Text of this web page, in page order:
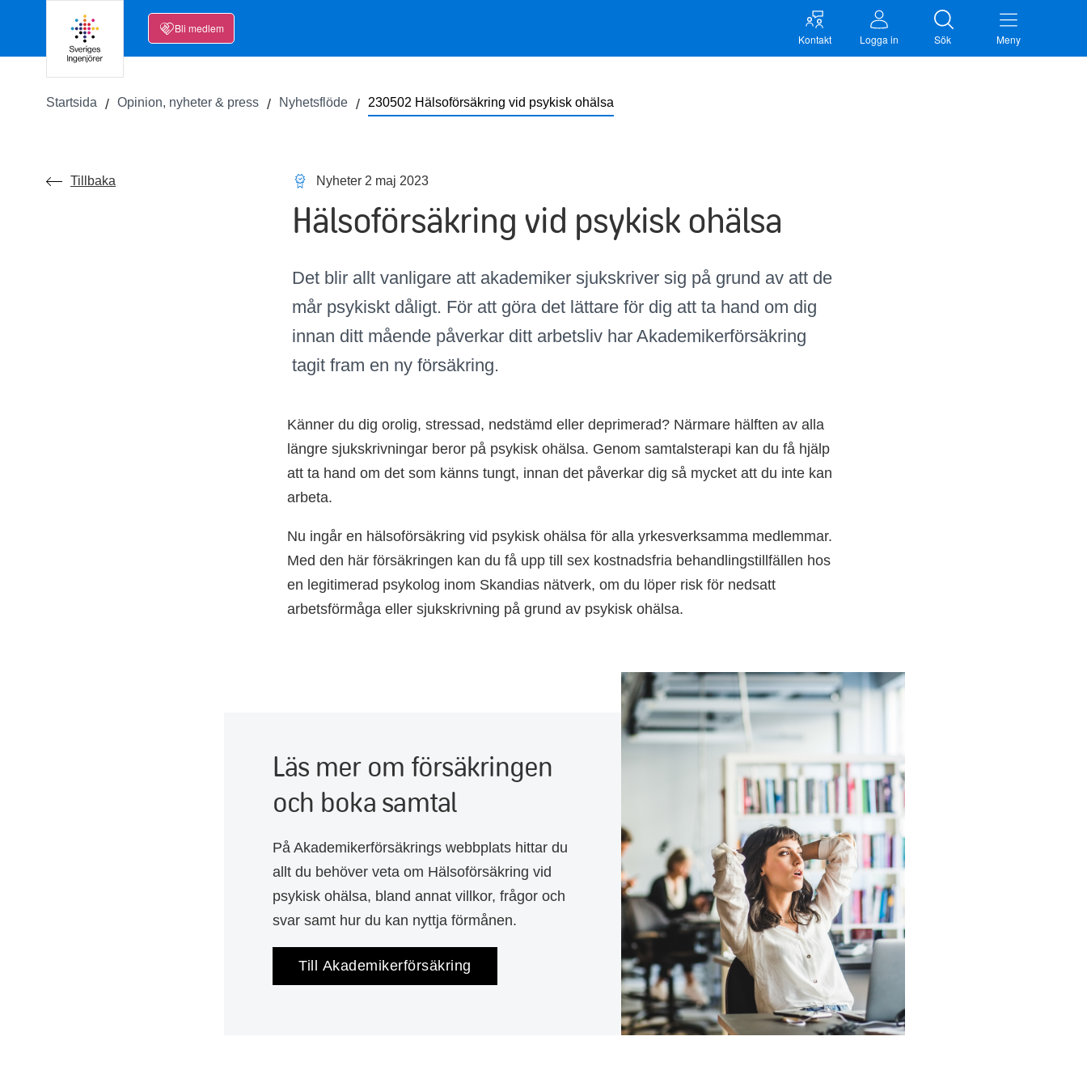
Bli medlem
Kontakt Logga in Sök Meny
Startsida Opinion, nyheter & press Nyhetsflöde 230502 Hälsoförsäkring vid psykisk ohälsa
Tillbaka Nyheter 2 maj 2023
Hälso­försäkring vid psykisk ohälsa
Det blir allt vanligare att akademiker sjukskriver sig på grund av att de
mår psykiskt dåligt. För att göra det lättare för dig att ta hand om dig
innan ditt mående påverkar ditt arbetsliv har Akademikerförsäkring
tagit fram en ny försäkring.
Känner du dig orolig, stressad, nedstämd eller deprimerad? Närmare hälften av alla
längre sjukskrivningar beror på psykisk ohälsa. Genom samtalsterapi kan du få hjälp
att ta hand om det som känns tungt, innan det påverkar dig så mycket att du inte kan
arbeta.
Nu ingår en hälso­försäkring vid psykisk ohälsa för alla yrkesverksamma medlemmar.
Med den här försäkringen kan du få upp till sex kostnadsfria behandlingstillfällen hos
en legitimerad psykolog inom Skandias nätverk, om du löper risk för nedsatt
arbetsförmåga eller sjukskrivning på grund av psykisk ohälsa.
Läs mer om försäkringen
och boka samtal
På Akademikerförsäkrings webbplats hittar du
allt du behöver veta om Hälso­försäkring vid
psykisk ohälsa, bland annat villkor, frågor och
svar samt hur du kan nyttja förmånen.
Till Akademikerförsäkring